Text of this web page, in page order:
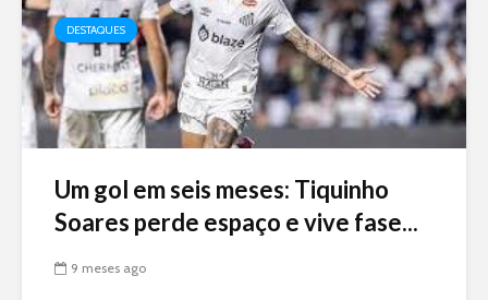
DESTAQUES
Um gol em seis meses: Tiquinho
Soares perde espaço e vive fase...
9 meses ago